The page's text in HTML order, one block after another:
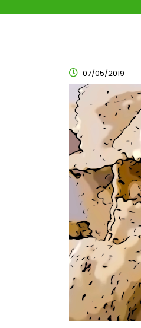
07/05/2019